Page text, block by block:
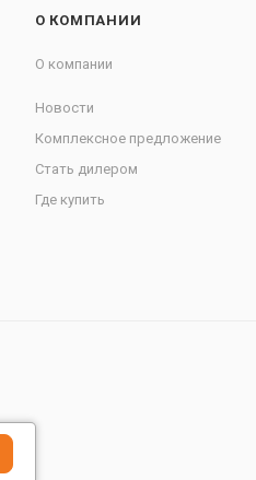
О КОМПАНИИ
О компании
Новости
Комплексное предложение
Стать дилером
Где купить